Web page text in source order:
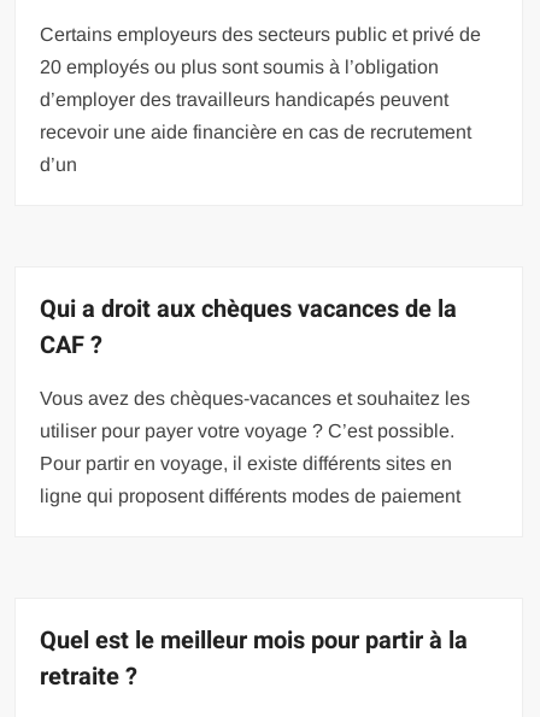
Certains employeurs des secteurs public et privé de
20 employés ou plus sont soumis à l’obligation
d’employer des travailleurs handicapés peuvent
recevoir une aide financière en cas de recrutement
d’un
Qui a droit aux chèques vacances de la
CAF ?
Vous avez des chèques-vacances et souhaitez les
utiliser pour payer votre voyage ? C’est possible.
Pour partir en voyage, il existe différents sites en
ligne qui proposent différents modes de paiement
Quel est le meilleur mois pour partir à la
retraite ?